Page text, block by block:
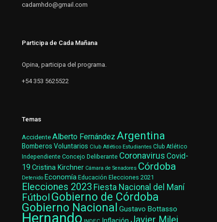
cadamhdo@gmail.com
Participa de Cada Mañana
Opina, participa del programa.
+54 353 5625522
Temas
AccidenteAlberto Fernández Argentina
Bomberos Voluntarios Club Atlético Estudiantes Club Atlético
Independiente Concejo Deliberante Coronavirus Covid-
19 Cristina Kirchner Cámara de Senadores Córdoba
Detenido Economía Educación Elecciones 2021
Elecciones 2023 Fiesta Nacional del Maní
Fútbol Gobierno de Córdoba
Gobierno Nacional Gustavo Bottasso
Hernando